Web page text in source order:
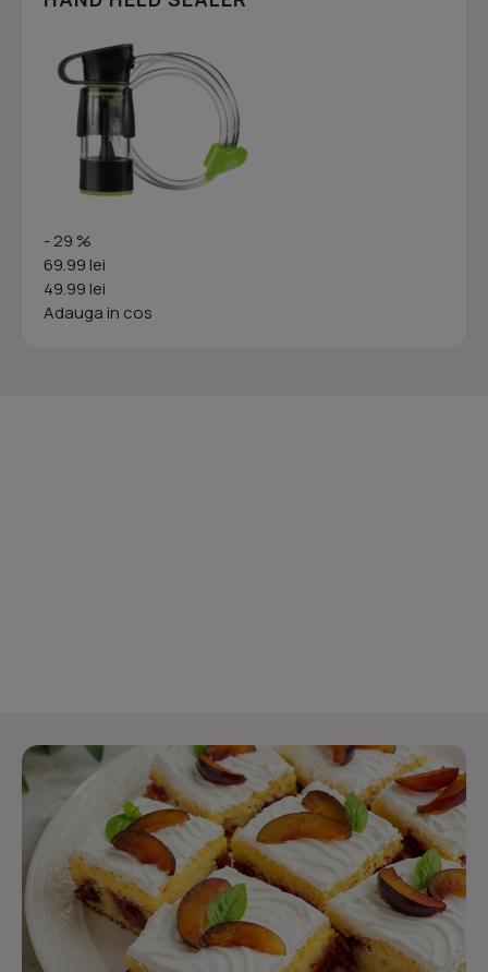
- 29 %
69.99 lei
49.99 lei
Adauga in cos